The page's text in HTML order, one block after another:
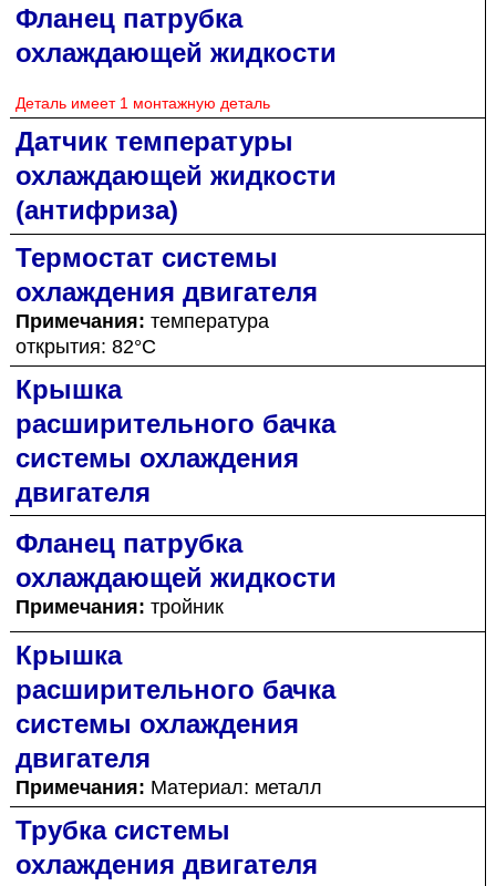
Фланец патрубка
охлаждающей жидкости
Деталь имеет 1 монтажную деталь
Датчик температуры
охлаждающей жидкости
(антифриза)
Термостат системы
охлаждения двигателя
Примечания: температура
открытия: 82°C
Крышка
расширительного бачка
системы охлаждения
двигателя
Фланец патрубка
охлаждающей жидкости
Примечания: тройник
Крышка
расширительного бачка
системы охлаждения
двигателя
Примечания: Материал: металл
Трубка системы
охлаждения двигателя